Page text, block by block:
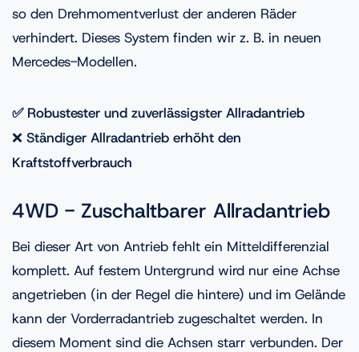
so den Drehmomentverlust der anderen Räder
verhindert. Dieses System finden wir z. B. in neuen
Mercedes-Modellen.
✅ Robustester und zuverlässigster Allradantrieb
❌ Ständiger Allradantrieb erhöht den
Kraftstoffverbrauch
4WD - Zuschaltbarer Allradantrieb
Bei dieser Art von Antrieb fehlt ein Mitteldifferenzial
komplett. Auf festem Untergrund wird nur eine Achse
angetrieben (in der Regel die hintere) und im Gelände
kann der Vorderradantrieb zugeschaltet werden. In
diesem Moment sind die Achsen starr verbunden. Der